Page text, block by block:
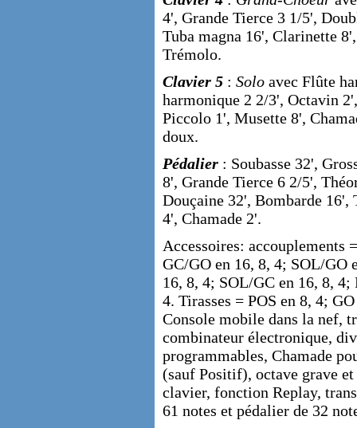
4', Grande Tierce 3 1/5',
Tuba magna 16', Clarinette
Trémolo.
Clavier 5 : Solo avec Flûte
harmonique 2 2/3', Octavin
Piccolo 1', Musette 8',
doux.
Pédalier : Soubasse 32',
8', Grande Tierce 6 2/5',
Douçaine 32', Bombarde 16',
4', Chamade 2'.
Accessoires: accouplements
GC/GO en 16, 8, 4; SOL/GO
16, 8, 4; SOL/GC en 16, 8, 4;
4. Tirasses = POS en 8, 4;
Console mobile dans la nef,
combinateur électronique,
programmables, Chamade
(sauf Positif), octave grave et
clavier, fonction Replay,
61 notes et pédalier de 32